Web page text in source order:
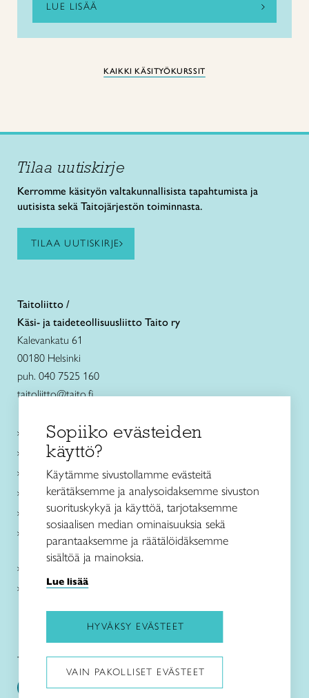
LUE LISÄÄ
KAIKKI KÄSITYÖKURSSIT
Tilaa uutiskirje
Kerromme käsityön valtakunnallisista tapahtumista ja
uutisista sekä Taitojärjestön toiminnasta.
TILAA UUTISKIRJE
Taitoliitto /
Käsi- ja taideteollisuusliitto Taito ry
Kalevankatu 61
00180 Helsinki
puh. 040 7525 160
taitoliitto@taito.fi
Käsityökurssit ja koulutus
Ajankohtaista
Käsityöohjeet
Me olemme Taito
Paikallinen toiminta
Verkkokaupat
Kirjaudu Arviin
Kirjaudu Taitocampukseen
Taitoliitto: Taito-lehti:
Sopiiko evästeiden
käyttö?
Käytämme sivustollamme evästeitä
kerätäksemme ja analysoidaksemme sivuston
suorituskykyä ja käyttöä, tarjotaksemme
sosiaalisen median ominaisuuksia sekä
parantaaksemme ja räätälöidäksemme
sisältöä ja mainoksia.
Lue lisää
HYVÄKSY EVÄSTEET
VAIN PAKOLLISET EVÄSTEET